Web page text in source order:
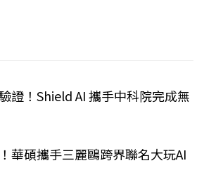
證！Shield AI 攜手中科院完成無
華碩攜手三麗鷗跨界聯名大玩AI